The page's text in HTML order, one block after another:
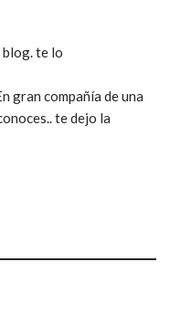
blog. te lo
gran compañía de una
te dejo la